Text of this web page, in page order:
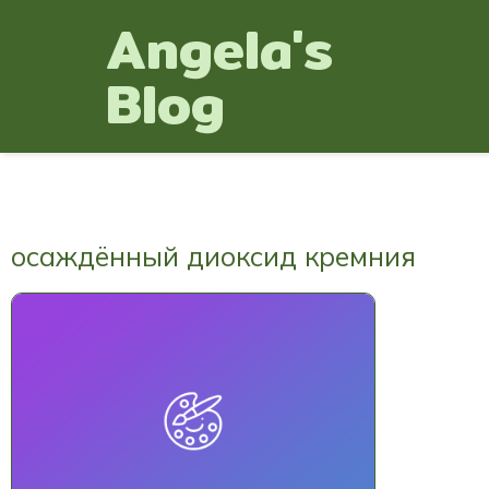
Angela's
Blog
осаждённый диоксид кремния